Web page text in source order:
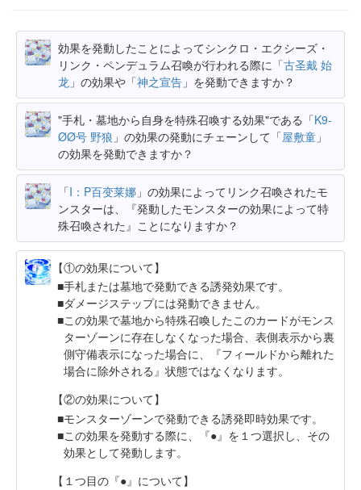
効果を発動したことによってシンクロ・エクシーズ・
リンク・ペンデュラム召喚が行われる際に「古圣戴 始
龙 」の効果や「神之宣告 」を発動できますか？
"手札・墓地から自身を特殊召喚する効果"である「K9-
ØØ号 野狼 」の効果の発動にチェーンして「屋敷童 」
の効果を発動できますか？
「I：P百变莱娜 」の効果によってリンク召喚されたモ
ンスターは、『発動したモンスターの効果によって特
殊召喚された』ことになりますか？
【①の効果について】
手札または墓地で発動できる誘発効果です。
ダメージステップには発動できません。
この効果で墓地から特殊召喚したこのカードがモンス
ターゾーンに存在しなくなった場合、表側表示から裏
側守備表示になった場合に、『フィールドから離れた
場合に除外される』状態ではなくなります。
【②の効果について】
モンスターゾーンで発動できる誘発即時効果です。
この効果を発動する際に、『●』を１つ選択し、その
効果として発動します。
【１つ目の『●』について】